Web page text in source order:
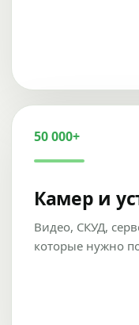
50 000+
Камер и
Видео, СКУД,
которые нужно